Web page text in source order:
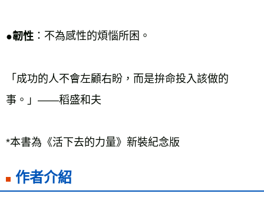
●韌性 ：不為感性的煩惱所困。
「成功的人不會左顧右盼，而是拚命投入該做的
事。」——稻盛和夫
*本書為《活下去的力量》新裝紀念版
作者介紹